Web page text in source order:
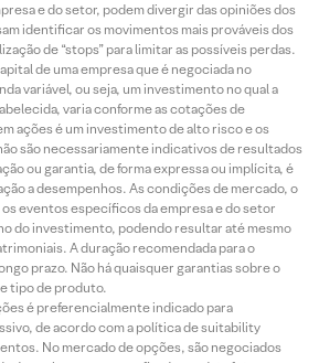
e do setor, podem divergir das opiniões dos
identificar os movimentos mais prováveis dos
de “stops” para limitar as possíveis perdas.
de uma empresa que é negociada no
variável, ou seja, um investimento no qual a
varia conforme as cotações de
ações é um investimento de alto risco e os
são necessariamente indicativos de resultados
ou garantia, de forma expressa ou implícita, é
a desempenhos. As condições de mercado, o
eventos específicos da empresa e do setor
do investimento, podendo resultar até mesmo
A duração recomendada para o
prazo. Não há quaisquer garantias sobre o
tipo de produto.
é preferencialmente indicado para
de acordo com a política de suitability
No mercado de opções, são negociados